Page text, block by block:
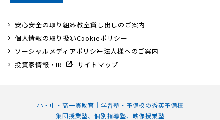
小・中・高一貫教育｜学習塾・予備校の秀英予備校
集団授業塾、個別指導塾、映像授業塾
安心安全の取り組み教室貸し出しのご案内
個人情報の取り扱いCookieポリシー
ソーシャルメディアポリシー法人様へのご案内
投資家情報・IR
サイトマップ